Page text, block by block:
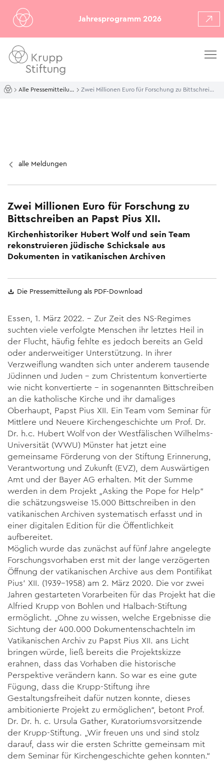
Jahresprogramm 2026
Alle Pressemitteilungen Zwei Millionen Euro für Forschung zu Bittschreiben an Papst Pius XII.
alle Meldungen
Zwei Millionen Euro für Forschung zu
Bittschreiben an Papst Pius XII.
Kirchenhistoriker Hubert Wolf und sein Team
rekonstruieren jüdische Schicksale aus
Dokumenten in vatikanischen Archiven
Die Pressemitteilung als PDF-Download
Essen, 1. März 2022. – Zur Zeit des NS-Regimes
suchten viele verfolgte Menschen ihr letztes Heil in
der Flucht, häufig fehlte es jedoch bereits an Geld
oder anderweitiger Unterstützung. In ihrer
Verzweiflung wandten sich unter anderem tausende
Jüdinnen und Juden – zum Christentum konvertierte
wie nicht konvertierte – in sogenannten Bittschreiben
an die katholische Kirche und ihr damaliges
Oberhaupt, Papst Pius XII. Ein Team vom Seminar für
Mittlere und Neuere Kirchengeschichte um Prof. Dr.
Dr. h.c. Hubert Wolf von der Westfälischen Wilhelms-
Universität (WWU) Münster hat jetzt eine
gemeinsame Förderung von der Stiftung Erinnerung,
Verantwortung und Zukunft (EVZ), dem Auswärtigen
Amt und der Bayer AG erhalten. Mit der Summe
werden in dem Projekt „Asking the Pope for Help“
die schätzungsweise 15.000 Bittschreiben in den
vatikanischen Archiven systematisch erfasst und in
einer digitalen Edition für die Öffentlichkeit
aufbereitet.
Möglich wurde das zunächst auf fünf Jahre angelegte
Forschungsvorhaben erst mit der lange verzögerten
Öffnung der vatikanischen Archive aus dem Pontifikat
Pius’ XII. (1939–1958) am 2. März 2020. Die vor zwei
Jahren gestarteten Vorarbeiten für das Projekt hat die
Alfried Krupp von Bohlen und Halbach-Stiftung
ermöglicht. „Ohne zu wissen, welche Ergebnisse die
Sichtung der 400.000 Dokumentenschachteln im
Vatikanischen Archiv zu Papst Pius XII. ans Licht
bringen würde, ließ bereits die Projektskizze
erahnen, dass das Vorhaben die historische
Perspektive verändern kann. So war es eine gute
Fügung, dass die Krupp-Stiftung ihre
Gestaltungsfreiheit dafür nutzen konnte, dieses
ambitionierte Projekt zu ermöglichen“, betont Prof.
Dr. Dr. h. c. Ursula Gather, Kuratoriumsvorsitzende
der Krupp-Stiftung. „Wir freuen uns und sind stolz
darauf, dass wir die ersten Schritte gemeinsam mit
dem Seminar für Kirchengeschichte gehen konnten.“